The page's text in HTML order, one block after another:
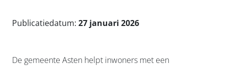
Publicatiedatum: 27 januari 2026
De gemeente Asten helpt inwoners met een